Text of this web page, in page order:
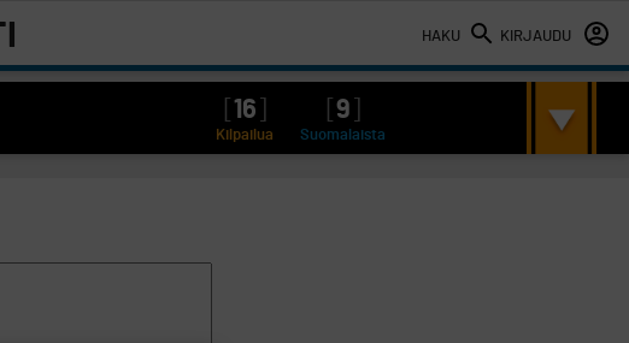
HAKU KIRJAUDU
16 9
Kilpailua Suomalaista